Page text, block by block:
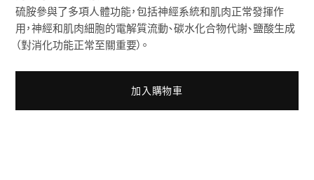
硫胺參與了多項人體功能，包括神經系統和肌肉正常發揮作
用，神經和肌肉細胞的電解質流動、碳水化合物代謝、鹽酸生成
（對消化功能正常至關重要）。
加入購物車